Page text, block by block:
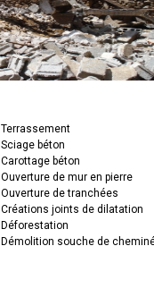
Terrassement
Sciage béton
Carottage béton
Ouverture de mur en pierre
Ouverture de tranchées
Créations joints de dilatation
Déforestation
Démolition souche de